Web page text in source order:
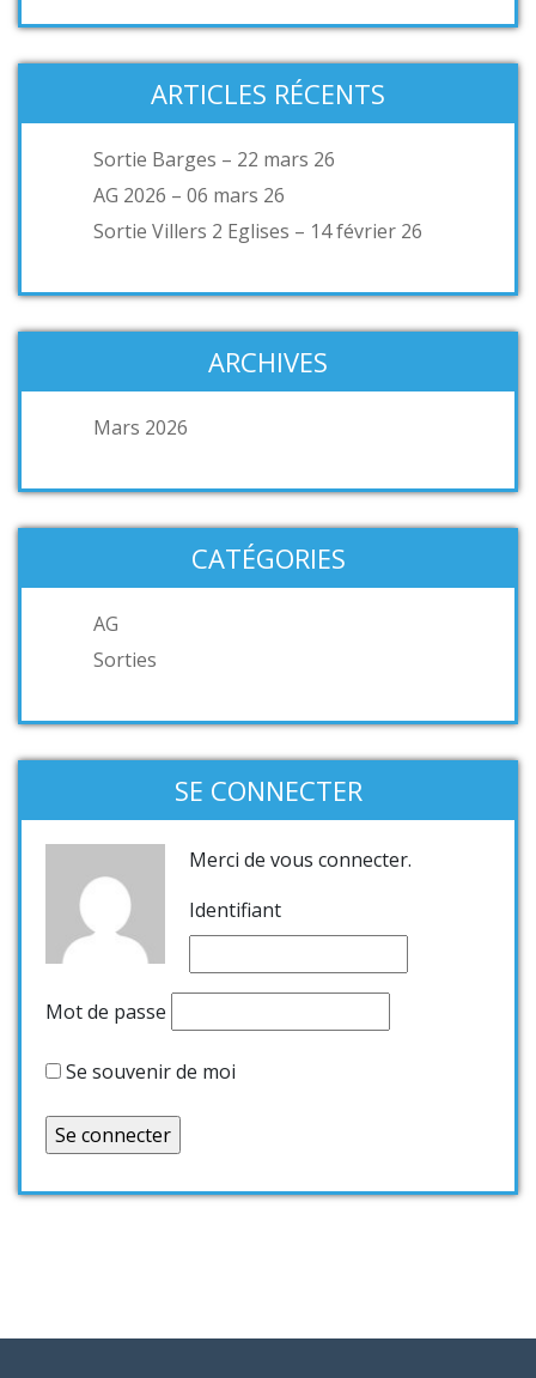
ARTICLES RÉCENTS
Sortie Barges – 22 mars 26
AG 2026 – 06 mars 26
Sortie Villers 2 Eglises – 14 février 26
ARCHIVES
Mars 2026
CATÉGORIES
AG
Sorties
SE CONNECTER
Merci de vous connecter.
Identifiant
Mot de passe
Se souvenir de moi